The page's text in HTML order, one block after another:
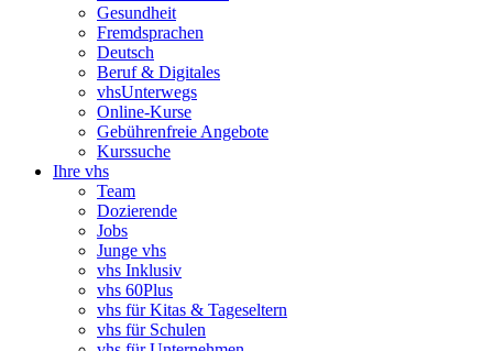
Gesundheit
Fremdsprachen
Deutsch
Beruf & Digitales
vhsUnterwegs
Online-Kurse
Gebührenfreie Angebote
Kurssuche
Ihre vhs
Team
Dozierende
Jobs
Junge vhs
vhs Inklusiv
vhs 60Plus
vhs für Kitas & Tageseltern
vhs für Schulen